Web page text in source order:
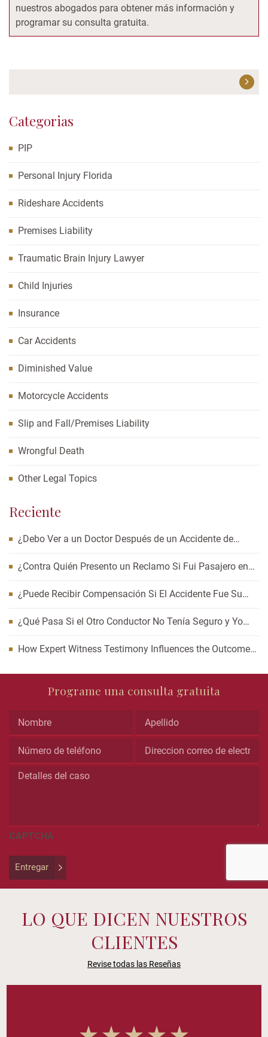
nuestros abogados para obtener más información y
programar su consulta gratuita.
Programe una consulta gratuita
CAPTCHA
This
field
for
validation
be
left
unchanged.
Entregar
Categorias
PIP
Personal Injury Florida
Rideshare Accidents
Premises Liability
Traumatic Brain Injury Lawyer
Child Injuries
Insurance
Car Accidents
Diminished Value
Motorcycle Accidents
Slip and Fall/Premises Liability
Wrongful Death
Other Legal Topics
Reciente
¿Debo Ver a un Doctor Después de un Accidente de
¿Contra Quién Presento un Reclamo Si Fui Pasajero en
¿Puede Recibir Compensación Si El Accidente Fue Su
¿Qué Pasa Si el Otro Conductor No Tenía Seguro y Yo
How Expert Witness Testimony Influences the Outcome
LO QUE DICEN NUESTROS
CLIENTES
Revise todas las Reseñas